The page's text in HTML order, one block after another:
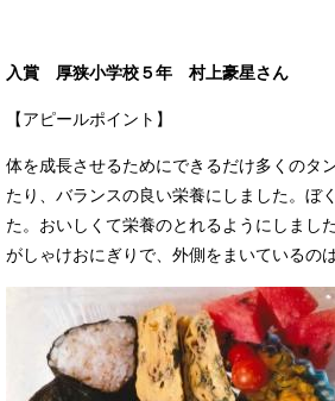
入賞 厚狭小学校５年 村上豪星さん
【アピールポイント】
体を成長させるためにできるだけ多くのタ
たり、バランスの良い栄養にしました。ぼ
た。おいしくて栄養のとれるようにしまし
がしゃけおにぎりで、外側をまいているの